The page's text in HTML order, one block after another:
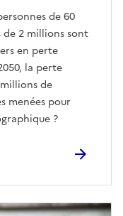
de 60
de 2 millions sont
en perte
la perte
de
menées pour
?